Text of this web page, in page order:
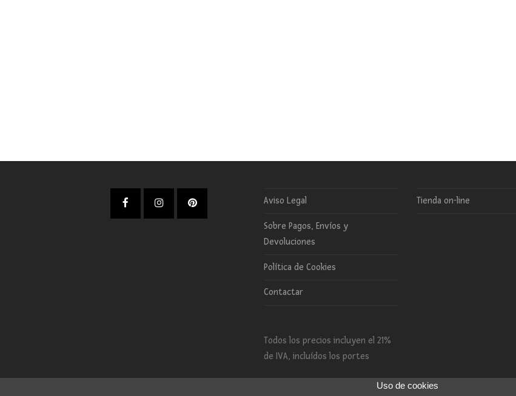
FacebookInstagramPinterest Aviso Legal
Sobre Pagos, Envíos y
Devoluciones
Política de Cookies
Contactar
Todos los precios incluyen el 21%
de IVA, incluídos los portes
Tienda on-line
Uso de cookies